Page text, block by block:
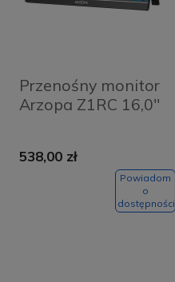
Przenośny monitor
Arzopa Z1RC 16,0''
538,00 zł
Powiadom
o
dostępności